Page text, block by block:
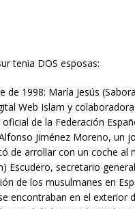
tenia DOS esposas:
1998: María Jesús
Web Islam y
de la Federación
Jiménez Moreno, un
de arrollar con un coche al
Escudero, secretario
de los musulmanes en
encontraban en el exterior